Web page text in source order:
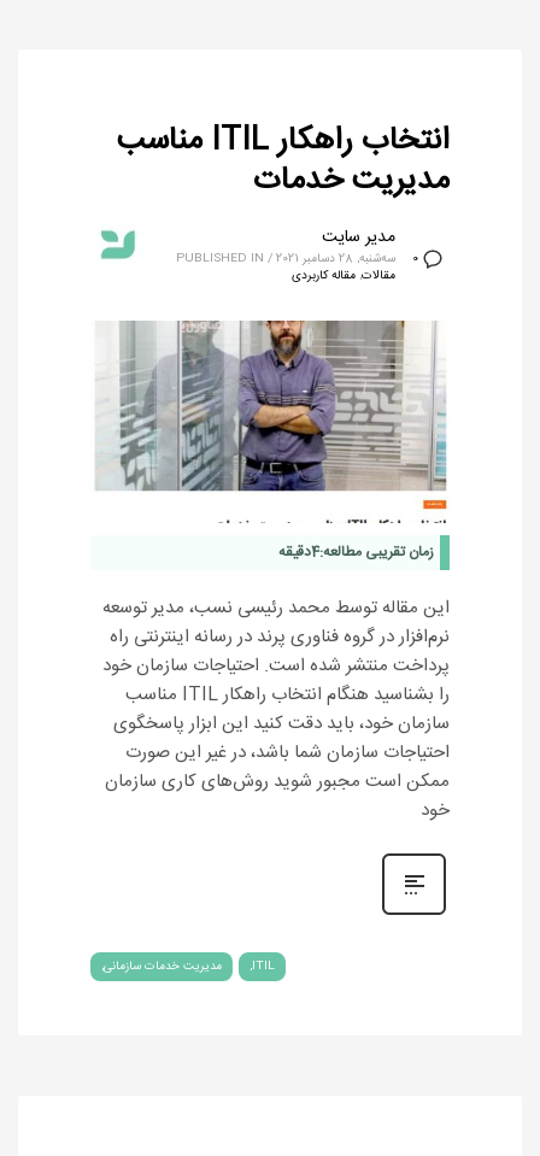
انتخاب راهکار ITIL مناسب
مدیریت خدمات
0
مدیر سایت
سه‌شنبه, 28 دسامبر 2021 /
PUBLISHED IN
مقالات, مقاله کاربردی
زمان تقریبی مطالعه:4دقیقه
این مقاله توسط محمد رئیسی نسب، مدیر توسعه
نرم‌افزار در گروه فناوری پرند در رسانه اینترنتی راه
پرداخت منتشر شده است. احتیاجات سازمان خود
را بشناسید هنگام انتخاب راهکار ITIL مناسب
سازمان خود، باید دقت کنید این ابزار پاسخگوی
احتیاجات سازمان شما باشد، در غیر این صورت
ممکن است مجبور شوید روش‌های کاری سازمان
خود
ITIL مدیریت خدمات سازمانی